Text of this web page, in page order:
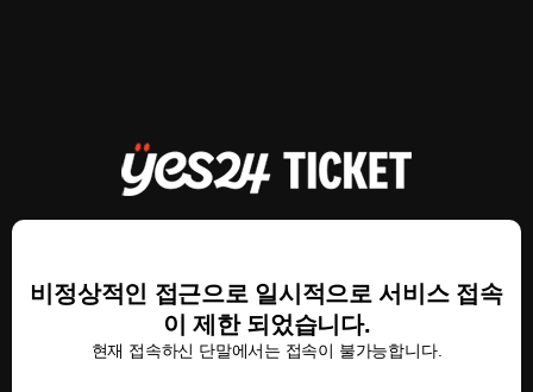
비정상적인 접근으로 일시적으로 서비스 접속
이 제한 되었습니다.
현재 접속하신 단말에서는 접속이 불가능합니다.